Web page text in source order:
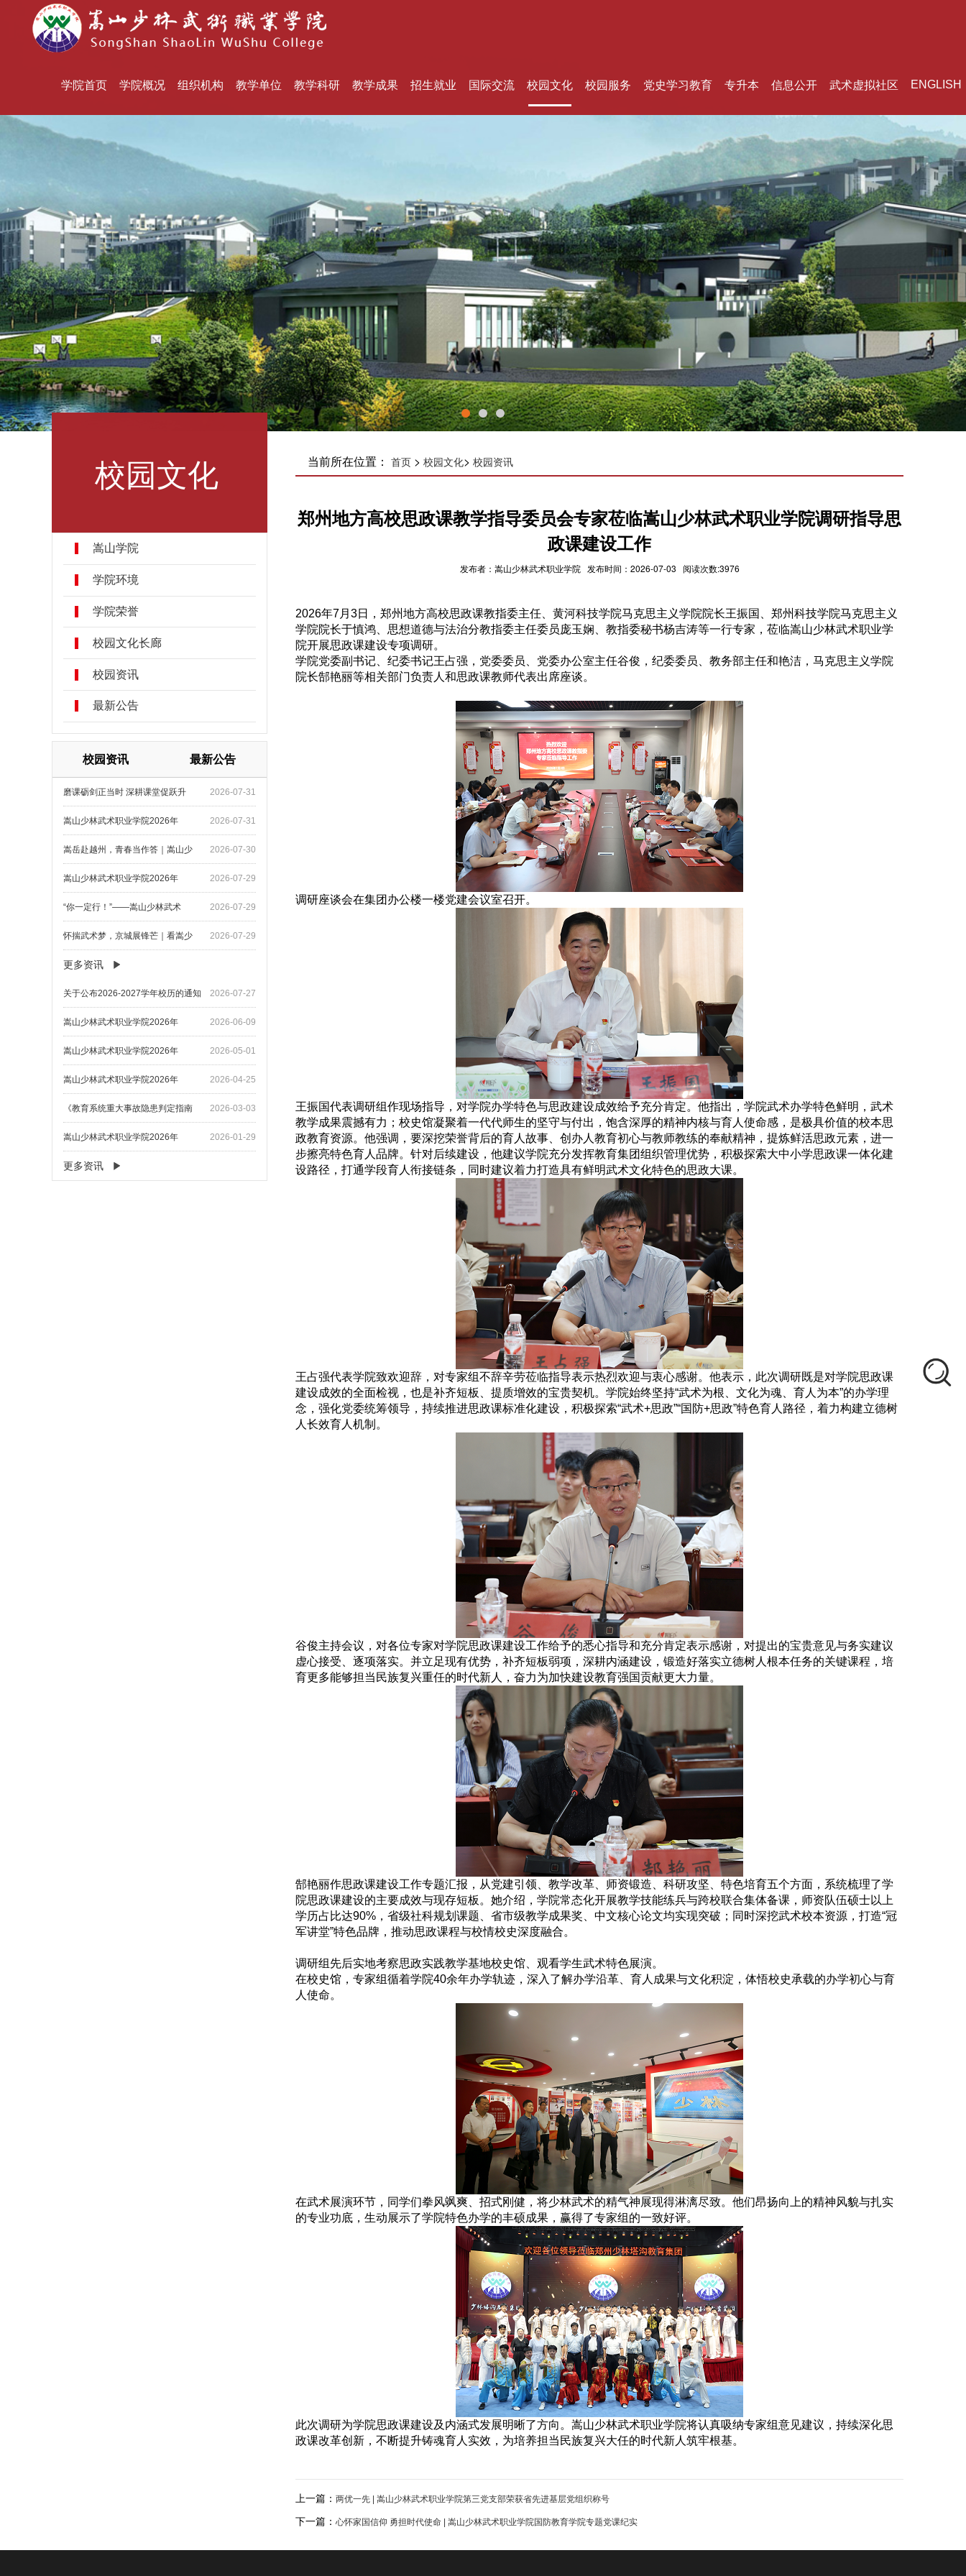
学院首页 学院概况 组织机构 教学单位 教学科研 教学成果 招生就业 国际交流 校园文化 校园服务 党史学习教育 专升本 信息公开 武术虚拟社区 ENGLISH
校园文化
嵩山学院
学院环境
学院荣誉
校园文化长廊
校园资讯
最新公告
校园资讯 最新公告
2026-07-31
磨课砺剑正当时 深耕课堂促跃升
2026-07-31
嵩山少林武术职业学院2026年
2026-07-30
嵩岳赴越州，青春当作答｜嵩山少
2026-07-29
嵩山少林武术职业学院2026年
2026-07-29
“你一定行！”——嵩山少林武术
2026-07-29
怀揣武术梦，京城展锋芒｜看嵩少
更多资讯
2026-07-27
关于公布2026-2027学年校历的通知
2026-06-09
嵩山少林武术职业学院2026年
2026-05-01
嵩山少林武术职业学院2026年
2026-04-25
嵩山少林武术职业学院2026年
2026-03-03
《教育系统重大事故隐患判定指南
2026-01-29
嵩山少林武术职业学院2026年
更多资讯
当前所在位置： 首页> 校园文化> 校园资讯
郑州地方高校思政课教学指导委员会专家莅临嵩山少林武术职业学院调研指导思
政课建设工作
发布者：嵩山少林武术职业学院 发布时间：2026-07-03 阅读次数:3976
2026年7月3日，郑州地方高校思政课教指委主任、黄河科技学院马克思主义学院院长王振国、郑州科技学院马克思主义
学院院长于慎鸿、思想道德与法治分教指委主任委员庞玉娴、教指委秘书杨吉涛等一行专家，莅临嵩山少林武术职业学
院开展思政课建设专项调研。
学院党委副书记、纪委书记王占强，党委委员、党委办公室主任谷俊，纪委委员、教务部主任和艳洁，马克思主义学院
院长郜艳丽等相关部门负责人和思政课教师代表出席座谈。
调研座谈会在集团办公楼一楼党建会议室召开。
王振国代表调研组作现场指导，对学院办学特色与思政建设成效给予充分肯定。他指出，学院武术办学特色鲜明，武术
教学成果震撼有力；校史馆凝聚着一代代师生的坚守与付出，饱含深厚的精神内核与育人使命感，是极具价值的校本思
政教育资源。他强调，要深挖荣誉背后的育人故事、创办人教育初心与教师教练的奉献精神，提炼鲜活思政元素，进一
步擦亮特色育人品牌。针对后续建设，他建议学院充分发挥教育集团组织管理优势，积极探索大中小学思政课一体化建
设路径，打通学段育人衔接链条，同时建议着力打造具有鲜明武术文化特色的思政大课。
王占强代表学院致欢迎辞，对专家组不辞辛劳莅临指导表示热烈欢迎与衷心感谢。他表示，此次调研既是对学院思政课
建设成效的全面检视，也是补齐短板、提质增效的宝贵契机。学院始终坚持“武术为根、文化为魂、育人为本”的办学理
念，强化党委统筹领导，持续推进思政课标准化建设，积极探索“武术+思政”“国防+思政”特色育人路径，着力构建立德树
人长效育人机制。
谷俊主持会议，对各位专家对学院思政课建设工作给予的悉心指导和充分肯定表示感谢，对提出的宝贵意见与务实建议
虚心接受、逐项落实。并立足现有优势，补齐短板弱项，深耕内涵建设，锻造好落实立德树人根本任务的关键课程，培
育更多能够担当民族复兴重任的时代新人，奋力为加快建设教育强国贡献更大力量。
郜艳丽作思政课建设工作专题汇报，从党建引领、教学改革、师资锻造、科研攻坚、特色培育五个方面，系统梳理了学
院思政课建设的主要成效与现存短板。她介绍，学院常态化开展教学技能练兵与跨校联合集体备课，师资队伍硕士以上
学历占比达90%，省级社科规划课题、省市级教学成果奖、中文核心论文均实现突破；同时深挖武术校本资源，打造“冠
军讲堂”特色品牌，推动思政课程与校情校史深度融合。
调研组先后实地考察思政实践教学基地校史馆、观看学生武术特色展演。
在校史馆，专家组循着学院40余年办学轨迹，深入了解办学沿革、育人成果与文化积淀，体悟校史承载的办学初心与育
人使命。
在武术展演环节，同学们拳风飒爽、招式刚健，将少林武术的精气神展现得淋漓尽致。他们昂扬向上的精神风貌与扎实
的专业功底，生动展示了学院特色办学的丰硕成果，赢得了专家组的一致好评。
此次调研为学院思政课建设及内涵式发展明晰了方向。嵩山少林武术职业学院将认真吸纳专家组意见建议，持续深化思
政课改革创新，不断提升铸魂育人实效，为培养担当民族复兴大任的时代新人筑牢根基。
上一篇： 两优一先 | 嵩山少林武术职业学院第三党支部荣获省先进基层党组织称号
下一篇： 心怀家国信仰 勇担时代使命 | 嵩山少林武术职业学院国防教育学院专题党课纪实